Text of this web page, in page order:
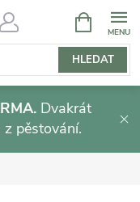
HLEDAT
NÁKUPNÍ
KOŠÍK
Dvakrát
pěstování.